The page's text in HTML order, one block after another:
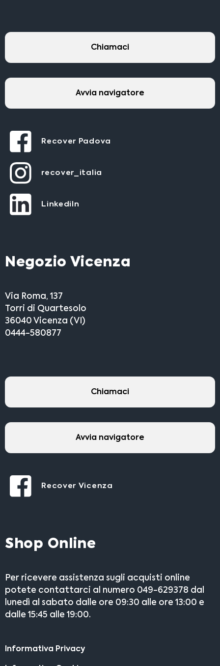
Chiamaci
Avvia navigatore
Recover Padova
recover_italia
LinkediIn
Negozio Vicenza
Via Roma, 137
Torri di Quartesolo
36040 Vicenza (VI)
0444-580877
Chiamaci
Avvia navigatore
Recover Vicenza
Shop Online
Per ricevere assistenza sugli acquisti online
potete contattarci al numero 049-629378 dal
lunedì al sabato dalle ore 09:30 alle ore 13:00 e
dalle 15:45 alle 19:00.
Informativa Privacy